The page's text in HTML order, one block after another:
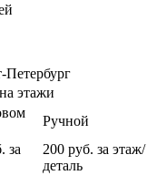
Петербург
этажи
Ручной
за
200 руб. за этаж/
деталь